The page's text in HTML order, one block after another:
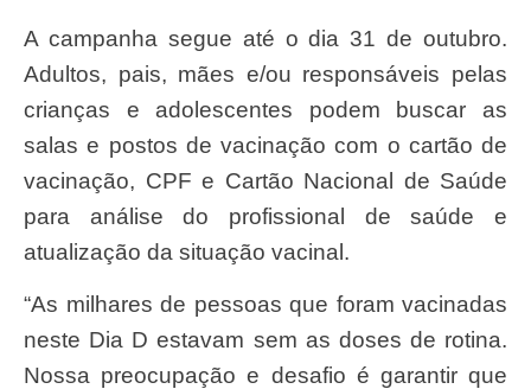
A campanha segue até o dia 31 de outubro.
Adultos, pais, mães e/ou responsáveis pelas
crianças e adolescentes podem buscar as
salas e postos de vacinação com o cartão de
vacinação, CPF e Cartão Nacional de Saúde
para análise do profissional de saúde e
atualização da situação vacinal.
“As milhares de pessoas que foram vacinadas
neste Dia D estavam sem as doses de rotina.
Nossa preocupação e desafio é garantir que